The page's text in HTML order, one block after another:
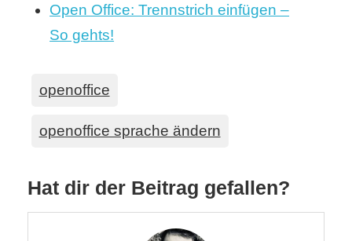
Open Office: Trennstrich einfügen –
So gehts!
openoffice
openoffice sprache ändern
Hat dir der Beitrag gefallen?